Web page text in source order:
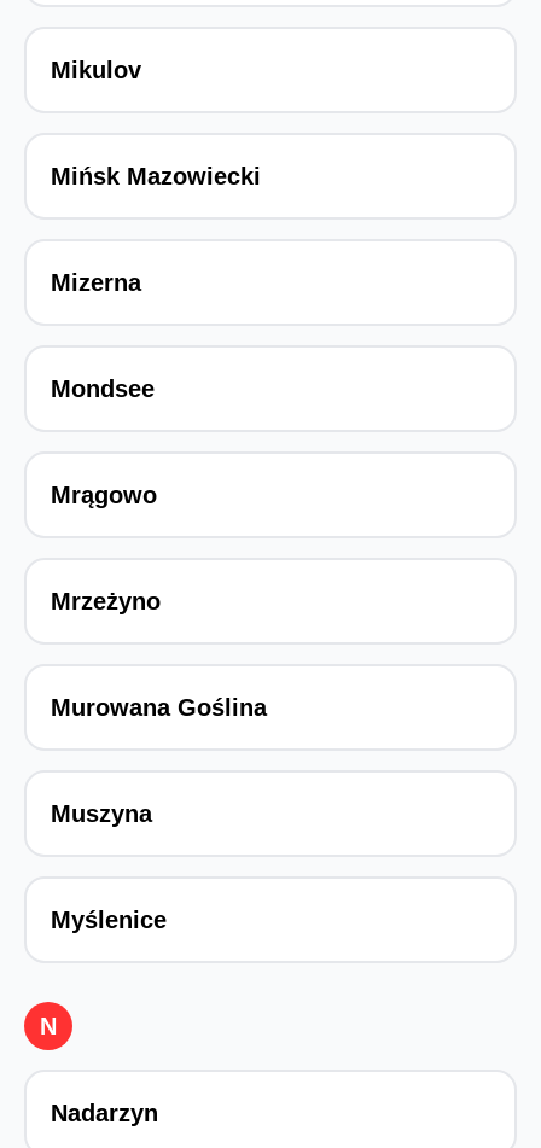
Mikulov
Mińsk Mazowiecki
Mizerna
Mondsee
Mrągowo
Mrzeżyno
Murowana Goślina
Muszyna
Myślenice
N
Nadarzyn